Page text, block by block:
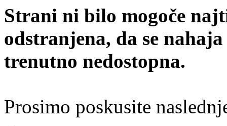
Strani ni bilo mogoče
odstranjena, da se
trenutno nedostopna.
Prosimo poskusite